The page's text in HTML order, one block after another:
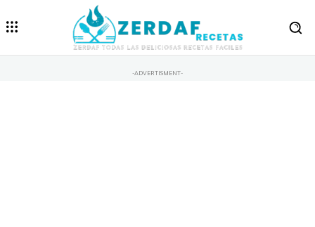
-ADVERTISMENT-